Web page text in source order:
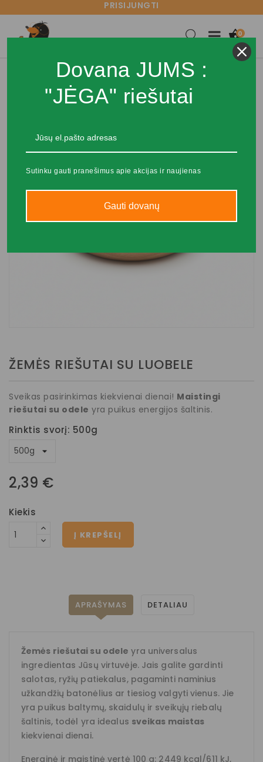
PRISIJUNGTI

0
ŽEMĖS RIEŠUTAI SU LUOBELE
Sveikas pasirinkimas kiekvienai dienai! Maistingi
riešutai su odele yra puikus energijos šaltinis.
Rinktis svorį: 500g
2,39 €
Kiekis
Į KREPŠELĮ
APRAŠYMAS DETALIAU
Žemės riešutai su odele yra universalus
ingredientas Jūsų virtuvėje. Jais galite gardinti
salotas, ryžių patiekalus, pagaminti naminius
užkandžių batonėlius ar tiesiog valgyti vienus. Jie
yra puikus baltymų, skaidulų ir sveikųjų riebalų
šaltinis, todėl yra idealus sveikas maistas
kiekvienai dienai.
Energinė ir maistinė vertė 100 g: 2449 kcal/611 kJ,
Dovana JUMS :
"JĖGA" riešutai
Sutinku gauti pranešimus apie akcijas ir naujienas
Gauti dovanų